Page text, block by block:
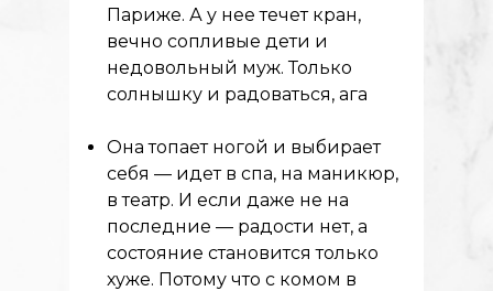
Париже. А у нее течет кран,
вечно сопливые дети и
недовольный муж. Только
солнышку и радоваться, ага
Она топает ногой и выбирает
себя — идет в спа, на маникюр,
в театр. И если даже не на
последние — радости нет, а
состояние становится только
хуже. Потому что с комом в